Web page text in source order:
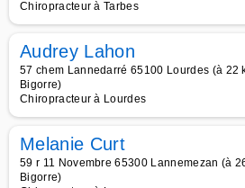
Chiropracteur à Tarbes
Audrey Lahon
57 chem Lannedarré 65100 Lourdes (à 22
Bigorre)
Chiropracteur à Lourdes
Melanie Curt
59 r 11 Novembre 65300 Lannemezan (à
Bigorre)